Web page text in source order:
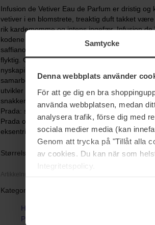
Samtycke
Denna webbplats använder
För att ge dig en bra
använda webbplatsen, medan
analysera trafik, förse dig med
sociala medier media (kan
Genom att trycka på "Tillåt alla
av cookies. Du kan när som
Integritetspolicy.
Infusion de Vetiver Eau de Parfum er dristig
vetiver i en blomstrete, treaktig duft takket
rik kardemomme og intens ingefær. Infusion
kodene til Prada: vintage og sofistikert med en
saffiano-korken som refererer til
flyktig. Godt håndverk og flyktig. Les Infusions
nyskaping. Serien med second skin-dufter er
samarbeid med Miuccia Prada, og inneholder
utvikler seg til sin egen nye, mangefasetterte
snakker direkte til ingrediensen de fremkaller,
Prada: sofistikert med et snev av fantasi, med
Prada overgår forestillingen om en klassisk
eksentrisitet.
Størrelse: 100 ml
Kategorier:
Hjem
Parfyme